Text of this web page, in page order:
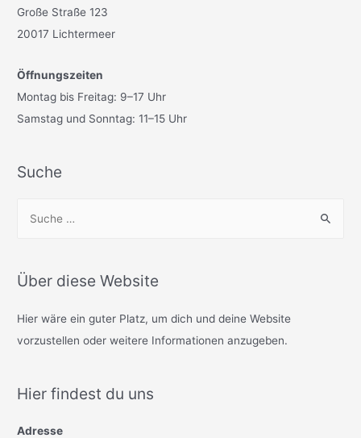
Große Straße 123
20017 Lichtermeer
Öffnungszeiten
Montag bis Freitag: 9–17 Uhr
Samstag und Sonntag: 11–15 Uhr
Suche
h
n
n
:
Über diese Website
Hier wäre ein guter Platz, um dich und deine Website
vorzustellen oder weitere Informationen anzugeben.
Hier findest du uns
Adresse